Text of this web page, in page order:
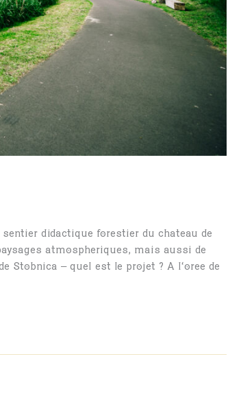
didactique forestier du château de
atmosphériques, mais aussi de
Stobnica – quel est le projet ? À l’orée de